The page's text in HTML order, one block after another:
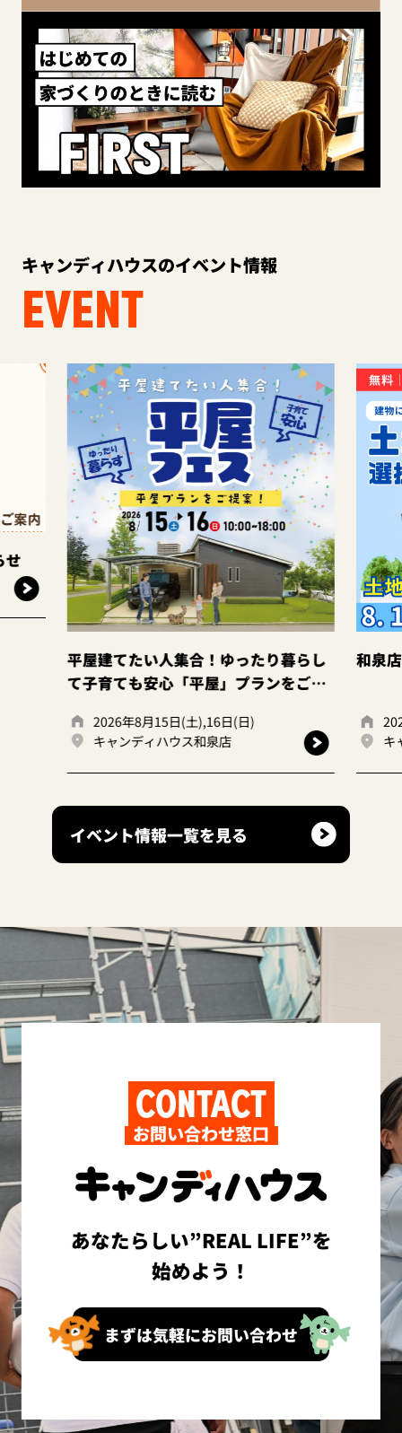
キャンディハウスのイベント情報
EVENT
たり暮らし
ランをご提
和泉店☆土地探し相談会！
2026年8月15日(土),16日(日)
キャンディハウス和泉店
イベント情報一覧を見る
CONTACT
お問い合わせ窓口
あなたらしい”REAL LIFE”を
始めよう！
まずは気軽にお問い合わせ